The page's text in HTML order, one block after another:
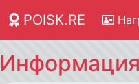
POISK.RE
Информация